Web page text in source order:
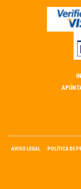
AVISO LEGAL POLÍTICA DE